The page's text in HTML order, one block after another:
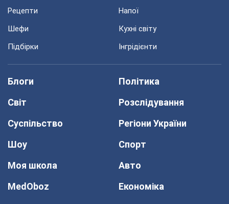
Рецепти
Напої
Шефи
Кухні світу
Підбірки
Інгрідієнти
Блоги
Політика
Світ
Розслідування
Суспільство
Регіони України
Шоу
Спорт
Моя школа
Авто
MedOboz
Економіка